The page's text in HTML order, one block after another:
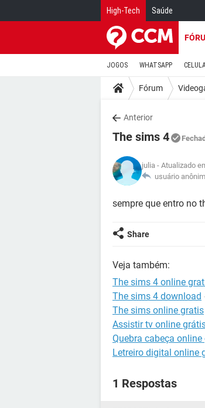
High-Tech Saúde
JOGOS WHATSAPP
Fórum
Anterior
The sims 4
julia - Atualizado
usuário
sempre que entro no
Share
Veja também:
The sims 4 online
The sims 4 download
The sims online gratis
Assistir tv online
Quebra cabeça online
Letreiro digital online
1 Respostas